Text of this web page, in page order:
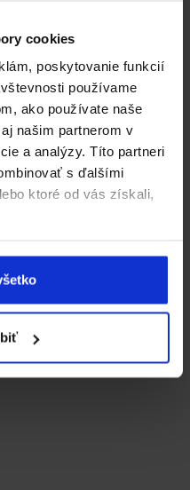
cookies
poskytovanie funkcií
používame
ako používate naše
našim partnerom v
a analýzy. Títo partneri
s ďalšími
ktoré od vás získali,